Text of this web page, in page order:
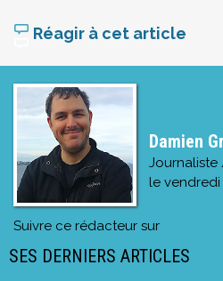
Réagir à cet article
Damien
le vendredi
Suivre ce rédacteur sur
SES DERNIERS ARTICLES